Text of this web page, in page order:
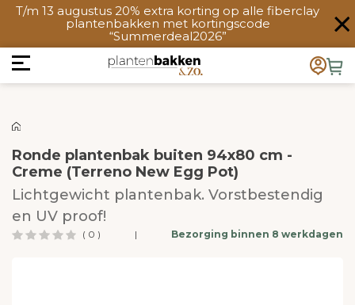
T/m 13 augustus 20% extra korting op alle fiberclay
plantenbakken met kortingscode
“Summerdeal2026”
Ronde plantenbak buiten 94x80 cm -
Creme (Terreno New Egg Pot)
Lichtgewicht plantenbak. Vorstbestendig
en UV proof!
( 0 ) | Bezorging binnen 8 werkdagen